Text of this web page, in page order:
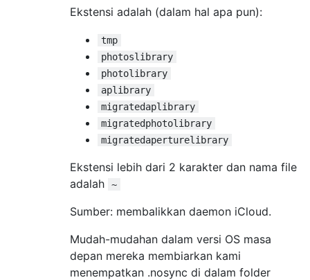
Ekstensi adalah (dalam hal apa pun):
tmp
photoslibrary
photolibrary
aplibrary
migratedaplibrary
migratedphotolibrary
migratedaperturelibrary
Ekstensi lebih dari 2 karakter dan nama file
adalah
~
Sumber: membalikkan daemon iCloud.
Mudah-mudahan dalam versi OS masa
depan mereka membiarkan kami
menempatkan .nosync di dalam folder